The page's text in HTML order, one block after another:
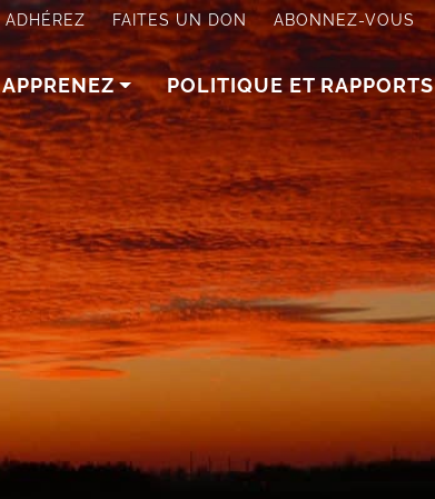
ADHÉREZ FAITES UN DON ABONNEZ-VOUS
APPRENEZ POLITIQUE ET RAPPORTS